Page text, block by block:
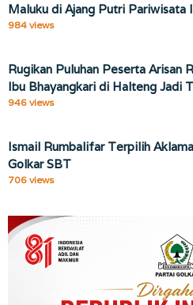
Maluku di Ajang Putri Pariwisata
984 views
Rugikan Puluhan Peserta Arisan
Ibu Bhayangkari di Halteng Jadi
946 views
Ismail Rumbalifar Terpilih
Golkar SBT
706 views